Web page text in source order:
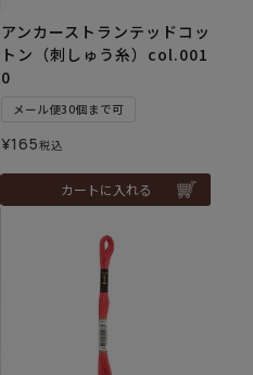
アンカーストランテッドコッ
トン（刺しゅう糸）col.001
0
メール便30個まで可
¥165税込
カートに入れる